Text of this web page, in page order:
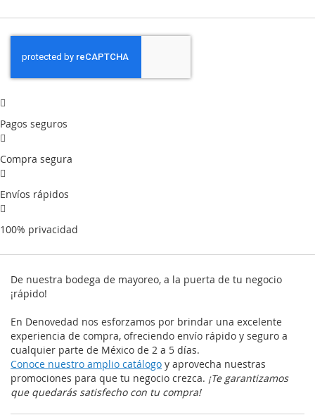
Pagos seguros
Compra segura
Envíos rápidos
100% privacidad
De nuestra bodega de mayoreo, a la puerta de tu negocio
¡rápido!
En Denovedad nos esforzamos por brindar una excelente
experiencia de compra, ofreciendo envío rápido y seguro a
cualquier parte de México de 2 a 5 días.
Conoce nuestro amplio catálogo y aprovecha nuestras
promociones para que tu negocio crezca. ¡Te garantizamos
que quedarás satisfecho con tu compra!